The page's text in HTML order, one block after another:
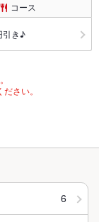
コース
引き♪
さい。
6